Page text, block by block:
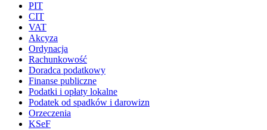
PIT
CIT
VAT
Akcyza
Ordynacja
Rachunkowość
Doradca podatkowy
Finanse publiczne
Podatki i opłaty lokalne
Podatek od spadków i darowizn
Orzeczenia
KSeF